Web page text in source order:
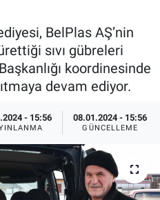
BelPlas AŞ’nin
sıvı gübreleri
koordinesinde
devam ediyor.
- 15:56 08.01.2024 - 15:56
GÜNCELLEME